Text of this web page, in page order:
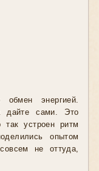
энергией.
дайте сами. Это
устроен ритм
опытом
не оттуда,